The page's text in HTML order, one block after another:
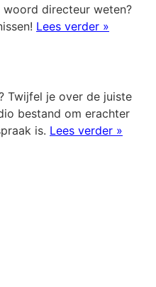
directeur weten?
Lees verder »
Twijfel je over de juiste
bestand om erachter
is. Lees verder »